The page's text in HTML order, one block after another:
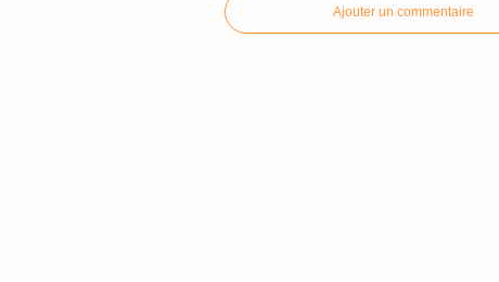
Ajouter un commentaire